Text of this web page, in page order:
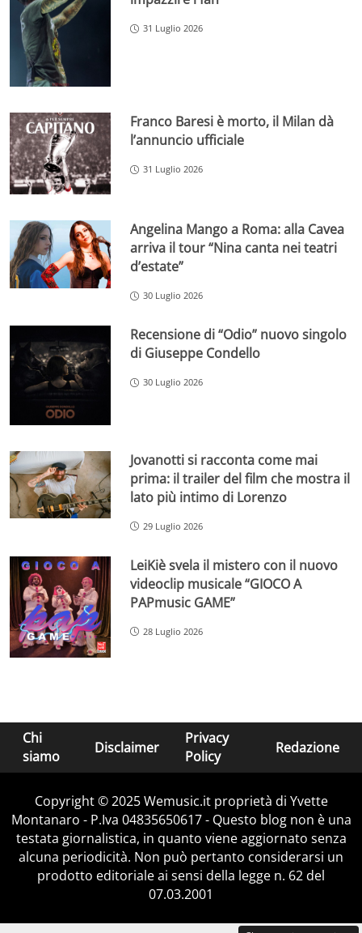
31 Luglio 2026
Franco Baresi è morto, il Milan dà
l’annuncio ufficiale
31 Luglio 2026
Angelina Mango a Roma: alla Cavea
arriva il tour “Nina canta nei teatri
d’estate”
30 Luglio 2026
Recensione di “Odio” nuovo singolo
di Giuseppe Condello
30 Luglio 2026
Jovanotti si racconta come mai
prima: il trailer del film che mostra il
lato più intimo di Lorenzo
29 Luglio 2026
LeiKiè svela il mistero con il nuovo
videoclip musicale “GIOCO A
PAPmusic GAME”
28 Luglio 2026
Chi
siamo
Disclaimer
Privacy
Policy
Redazione
Copyright © 2025 Wemusic.it proprietà di Yvette
Montanaro - P.Iva 04835650617 - Questo blog non è una
testata giornalistica, in quanto viene aggiornato senza
alcuna periodicità. Non può pertanto considerarsi un
prodotto editoriale ai sensi della legge n. 62 del
07.03.2001